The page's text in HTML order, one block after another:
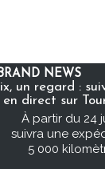
NEWS
un regard :
direct sur
À partir du 24
suivra une
5 000